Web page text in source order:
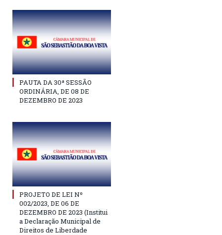
PAUTA DA 30ª SESSÃO
ORDINÁRIA, DE 08 DE
DEZEMBRO DE 2023
PROJETO DE LEI Nº
002/2023, DE 06 DE
DEZEMBRO DE 2023 (Institui
a Declaração Municipal de
Direitos de Liberdade